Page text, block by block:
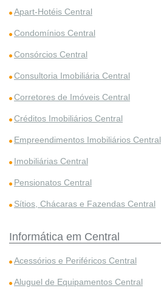
Apart-Hotéis Central
Condomínios Central
Consórcios Central
Consultoria Imobiliária Central
Corretores de Imóveis Central
Créditos Imobiliários Central
Empreendimentos Imobiliários Central
Imobiliárias Central
Pensionatos Central
Sítios, Chácaras e Fazendas Central
Informática em Central
Acessórios e Periféricos Central
Aluguel de Equipamentos Central